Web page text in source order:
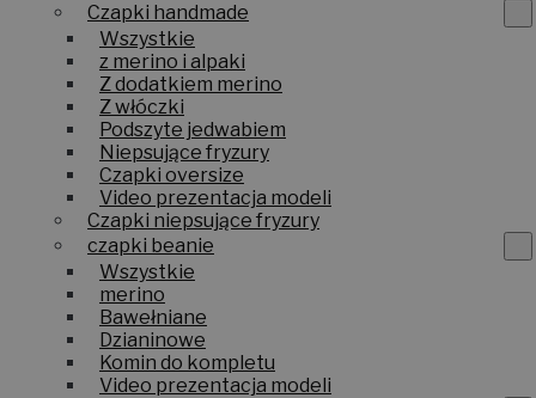
Czapki handmade
Wszystkie
z merino i alpaki
Z dodatkiem merino
Z włóczki
Podszyte jedwabiem
Niepsujące fryzury
Czapki oversize
Video prezentacja modeli
Czapki niepsujące fryzury
czapki beanie
Wszystkie
merino
Bawełniane
Dzianinowe
Komin do kompletu
Video prezentacja modeli